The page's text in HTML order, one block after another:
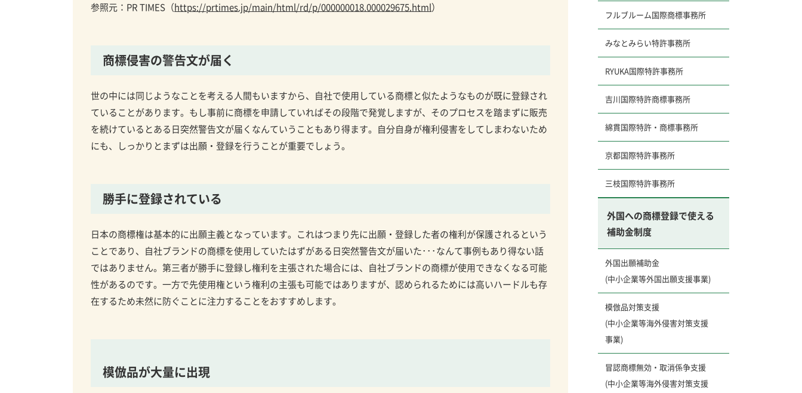
参照元：PR TIMES（https://prtimes.jp/main/html/rd/p/000000018.000029675.html）
商標侵害の警告文が届く
世の中には同じようなことを考える人間もいますから、自社で使用している商標と似たようなものが既に登録され
ていることがあります。もし事前に商標を申請していればその段階で発覚しますが、そのプロセスを踏まずに販売
を続けているとある日突然警告文が届くなんていうこともあり得ます。自分自身が権利侵害をしてしまわないため
にも、しっかりとまずは出願・登録を行うことが重要でしょう。
勝手に登録されている
日本の商標権は基本的に出願主義となっています。これはつまり先に出願・登録した者の権利が保護されるという
ことであり、自社ブランドの商標を使用していたはずがある日突然警告文が届いた･･･なんて事例もあり得ない話
ではありません。第三者が勝手に登録し権利を主張された場合には、自社ブランドの商標が使用できなくなる可能
性があるのです。一方で先使用権という権利の主張も可能ではありますが、認められるためには高いハードルも存
在するため未然に防ぐことに注力することをおすすめします。
模倣品が大量に出現
フルブルーム国際商標事務所
みなとみらい特許事務所
RYUKA国際特許事務所
吉川国際特許商標事務所
綿貫国際特許・商標事務所
京都国際特許事務所
三枝国際特許事務所
外国への商標登録で使える
補助金制度
外国出願補助金
(中小企業等外国出願支援事業)
模倣品対策支援
(中小企業等海外侵害対策支援
事業)
冒認商標無効・取消係争支援
(中小企業等海外侵害対策支援